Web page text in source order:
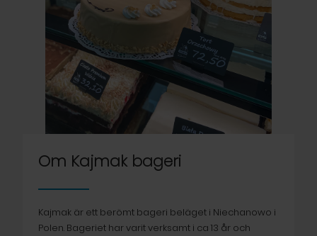
Om Kajmak bageri
Kajmak är ett berömt bageri beläget i Niechanowo i
Polen. Bageriet har varit verksamt i ca 13 år och